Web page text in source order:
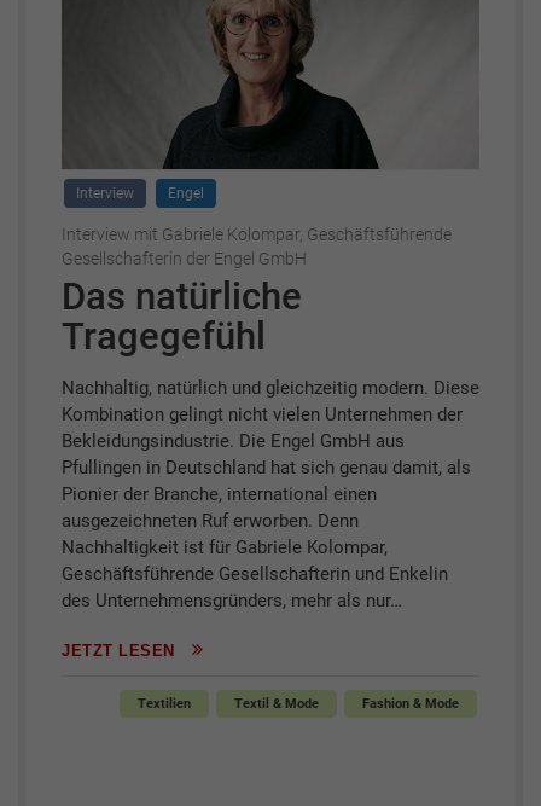
Interview Engel
Interview mit Gabriele Kolompar, Geschäftsführende
Gesellschafterin der Engel GmbH
Das natürliche
Tragegefühl
Nachhaltig, natürlich und gleichzeitig modern. Diese
Kombination gelingt nicht vielen Unternehmen der
Bekleidungsindustrie. Die Engel GmbH aus
Pfullingen in Deutschland hat sich genau damit, als
Pionier der Branche, international einen
ausgezeichneten Ruf erworben. Denn
Nachhaltigkeit ist für Gabriele Kolompar,
Geschäftsführende Gesellschafterin und Enkelin
des Unternehmensgründers, mehr als nur…
JETZT LESEN
Textilien Textil & Mode Fashion & Mode